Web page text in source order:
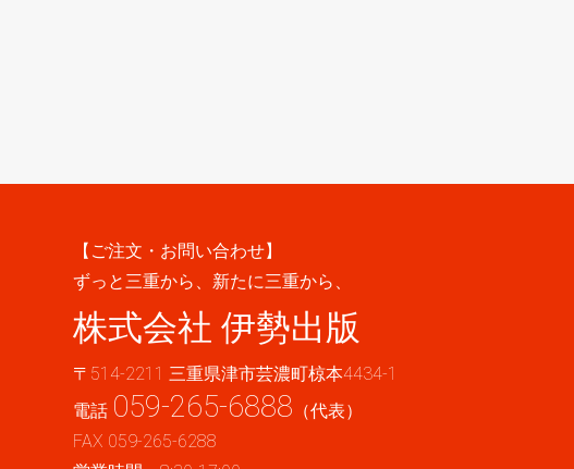
【ご注文・お問い合わせ】
ずっと三重から、新たに三重から、
株式会社 伊勢出版
〒514-2211 三重県津市芸濃町椋本4434-1
電話 059-265-6888 （代表）
FAX 059-265-6288